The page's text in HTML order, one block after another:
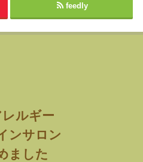
feedly
ルギー
ンサロン
ました